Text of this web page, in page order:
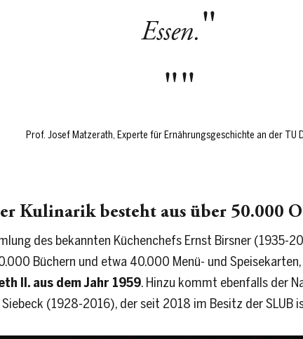
Essen.
Prof. Josef Matzerath, Experte für Ernährungsgeschichte an der TU
Kulinarik besteht aus über 50.000
des bekannten Küchenchefs Ernst Birsner (1935-
Büchern und etwa 40.000 Menü- und
II. aus dem Jahr 1959. Hinzu kommt ebenfalls der
(1928-2016), der seit 2018 im Besitz der SLUB